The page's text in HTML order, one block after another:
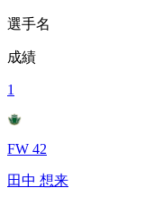
選手名
成績
1
FW 42
田中 想来